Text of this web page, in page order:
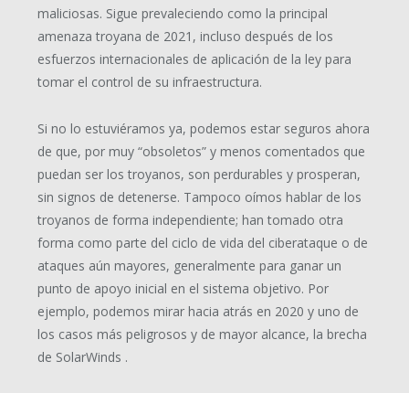
maliciosas. Sigue prevaleciendo como la principal
amenaza troyana de 2021, incluso después de los
esfuerzos internacionales de aplicación de la ley para
tomar el control de su infraestructura.
Si no lo estuviéramos ya, podemos estar seguros ahora
de que, por muy “obsoletos” y menos comentados que
puedan ser los troyanos, son perdurables y prosperan,
sin signos de detenerse. Tampoco oímos hablar de los
troyanos de forma independiente; han tomado otra
forma como parte del ciclo de vida del ciberataque o de
ataques aún mayores, generalmente para ganar un
punto de apoyo inicial en el sistema objetivo. Por
ejemplo, podemos mirar hacia atrás en 2020 y uno de
los casos más peligrosos y de mayor alcance, la brecha
de SolarWinds .